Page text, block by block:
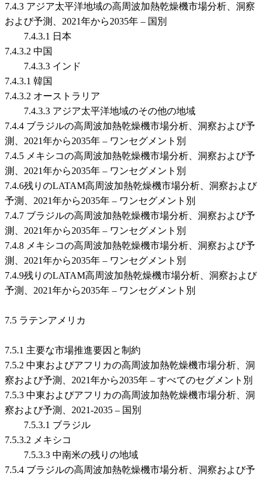
7.4.3 アジア太平洋地域の高周波加熱乾燥機市場分析、洞察
および予測、2021年から2035年 – 国別
7.4.3.1 日本
7.4.3.2 中国
7.4.3.3 インド
7.4.3.1 韓国
7.4.3.2 オーストラリア
7.4.3.3 アジア太平洋地域のその他の地域
7.4.4 ブラジルの高周波加熱乾燥機市場分析、洞察および予
測、2021年から2035年 – ワンセグメント別
7.4.5 メキシコの高周波加熱乾燥機市場分析、洞察および予
測、2021年から2035年 – ワンセグメント別
7.4.6残りのLATAM高周波加熱乾燥機市場分析、洞察および
予測、2021年から2035年 – ワンセグメント別
7.4.7 ブラジルの高周波加熱乾燥機市場分析、洞察および予
測、2021年から2035年 – ワンセグメント別
7.4.8 メキシコの高周波加熱乾燥機市場分析、洞察および予
測、2021年から2035年 – ワンセグメント別
7.4.9残りのLATAM高周波加熱乾燥機市場分析、洞察および
予測、2021年から2035年 – ワンセグメント別
7.5 ラテンアメリカ
7.5.1 主要な市場推進要因と制約
7.5.2 中東およびアフリカの高周波加熱乾燥機市場分析、洞
察および予測、2021年から2035年 – すべてのセグメント別
7.5.3 中東およびアフリカの高周波加熱乾燥機市場分析、洞
察および予測、2021-2035 – 国別
7.5.3.1 ブラジル
7.5.3.2 メキシコ
7.5.3.3 中南米の残りの地域
7.5.4 ブラジルの高周波加熱乾燥機市場分析、洞察および予